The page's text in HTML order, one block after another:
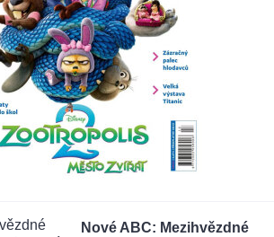
Nové ABC: Mezihvězdné